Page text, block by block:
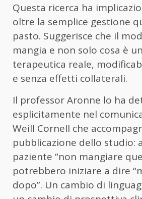
Questa ricerca ha
oltre la semplice gestione
pasto. Suggerisce che il
mangia e non solo cosa è
terapeutica reale,
e senza effetti collaterali.
Il professor Aronne lo ha
esplicitamente nel
Weill Cornell che
pubblicazione dello studio:
paziente “non mangiare
potrebbero iniziare a dire
dopo”. Un cambio di